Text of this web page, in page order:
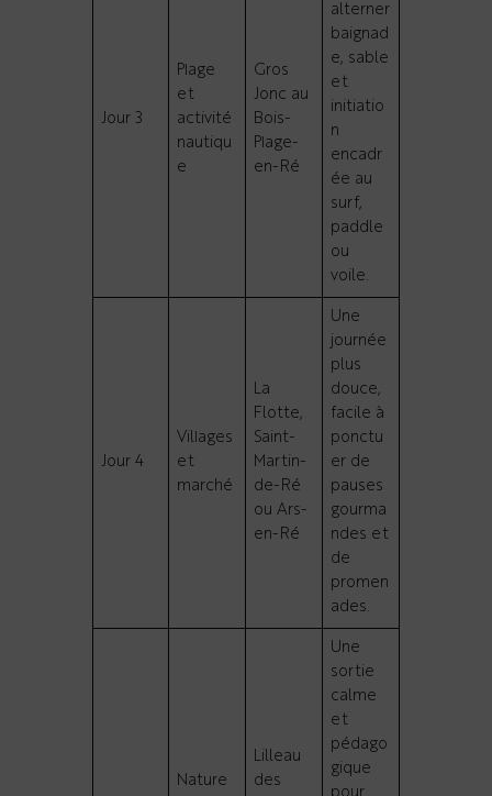
Jour 3
Plage
et
activité
nautiqu
e
Gros
Jonc au
Bois-
Plage-
en-Ré
alterner
baignad
e, sable
et
initiatio
n
encadr
ée au
surf,
paddle
ou
voile.
Jour 4
Villages
et
marché
La
Flotte,
Saint-
Martin-
de-Ré
ou Ars-
en-Ré
Une
journée
plus
douce,
facile à
ponctu
er de
pauses
gourma
ndes et
de
promen
ades.
Nature
Lilleau
des
Une
sortie
calme
et
pédago
gique